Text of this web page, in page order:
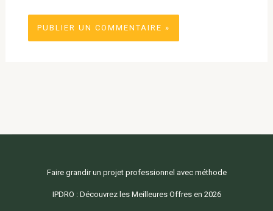
Faire grandir un projet professionnel avec méthode
IPDRO : Découvrez les Meilleures Offres en 2026